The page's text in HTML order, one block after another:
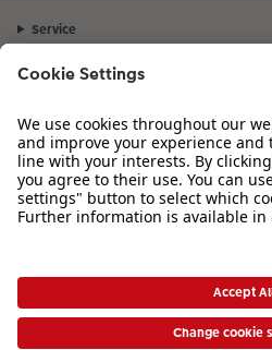
Service
Sortiment
Inspiration
Bei Fragen zu Produkten oder der